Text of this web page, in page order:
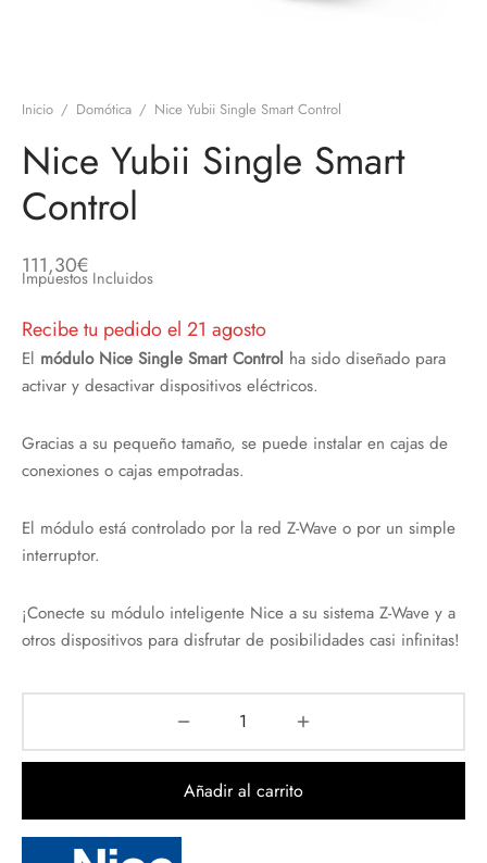
Inicio / Domótica / Nice Yubii Single Smart Control
Nice Yubii Single Smart
Control
111,30€
Impuestos Incluidos
Recibe tu pedido el 21 agosto
El módulo Nice Single Smart Control ha sido diseñado para
activar y desactivar dispositivos eléctricos.
Gracias a su pequeño tamaño, se puede instalar en cajas de
conexiones o cajas empotradas.
El módulo está controlado por la red Z-Wave o por un simple
interruptor.
¡Conecte su módulo inteligente Nice a su sistema Z-Wave y a
otros dispositivos para disfrutar de posibilidades casi infinitas!
Añadir al carrito
Equipos de Sonido